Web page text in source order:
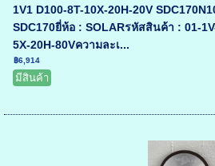
1V1 D100-8T-10X-20H-20V
SDC170ยี่ห้อ : SOLARรหัสสินค้า : 01-
5X-20H-80Vความละเ...
฿6,914
มีสินค้า